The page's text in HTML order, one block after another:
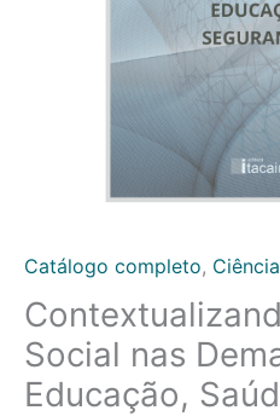
Catálogo completo,
Social nas
Educação,